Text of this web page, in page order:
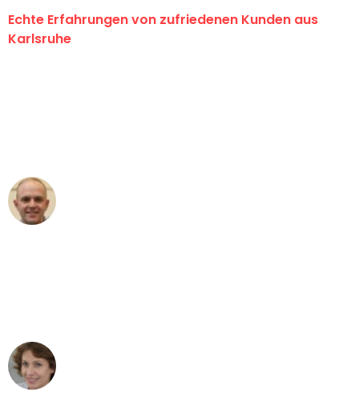
Echte Erfahrungen von zufriedenen Kunden aus
Karlsruhe